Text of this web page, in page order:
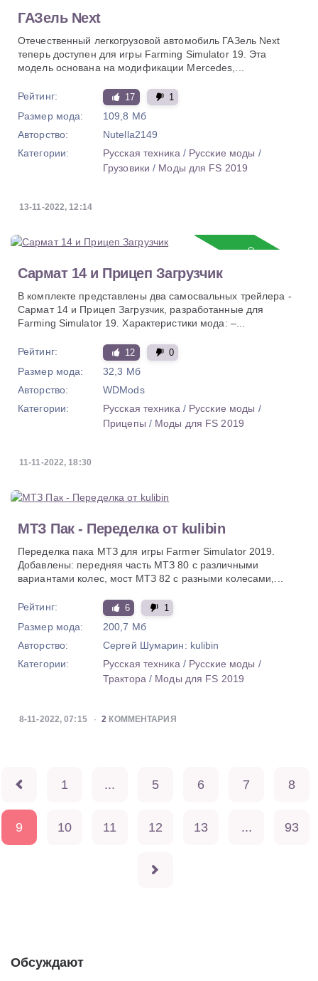
ГАЗель Next
Отечественный легкогрузовой автомобиль ГАЗель Next
теперь доступен для игры Farming Simulator 19. Эта
модель основана на модификации Mercedes,...
Рейтинг: 17 1
Размер мода:
109,8 Мб
Авторство:
Nutella2149
Категории:
Русская техника / Русские моды /
Грузовики / Моды для FS 2019
13-11-2022, 12:14
Сармат 14 и Прицеп Загрузчик
В комплекте представлены два самосвальных трейлера -
Сармат 14 и Прицеп Загрузчик, разработанные для
Farming Simulator 19. Характеристики мода: –...
Рейтинг: 12 0
Размер мода:
32,3 Мб
Авторство:
WDMods
Категории:
Русская техника / Русские моды /
Прицепы / Моды для FS 2019
11-11-2022, 18:30
МТЗ Пак - Переделка от kulibin
Переделка пака МТЗ для игры Farmer Simulator 2019.
Добавлены: передняя часть МТЗ 80 с различными
вариантами колес, мост МТЗ 82 с разными колесами,...
Рейтинг: 6 1
Размер мода:
200,7 Мб
Авторство:
Сергей Шумарин: kulibin
Категории:
Русская техника / Русские моды /
Трактора / Моды для FS 2019
8-11-2022, 07:15 2 КОММЕНТАРИЯ
1 ... 5 6 7 8
9 10 11 12 13 ... 93
Обсуждают